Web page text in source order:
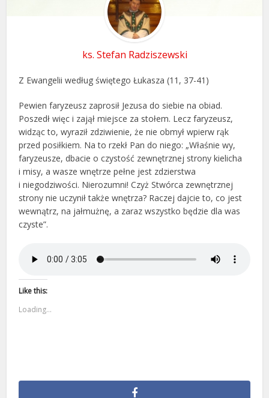
ks. Stefan Radziszewski
Z Ewangelii według świętego Łukasza (11, 37-41)
Pewien faryzeusz zaprosił Jezusa do siebie na obiad.
Poszedł więc i zajął miejsce za stołem. Lecz faryzeusz,
widząc to, wyraził zdziwienie, że nie obmył wpierw rąk
przed posiłkiem. Na to rzekł Pan do niego: „Właśnie wy,
faryzeusze, dbacie o czystość zewnętrznej strony kielicha
i misy, a wasze wnętrze pełne jest zdzierstwa
i niegodziwości. Nierozumni! Czyż Stwórca zewnętrznej
strony nie uczynił także wnętrza? Raczej dajcie to, co jest
wewnątrz, na jałmużnę, a zaraz wszystko będzie dla was
czyste”.
Like this:
Loading...